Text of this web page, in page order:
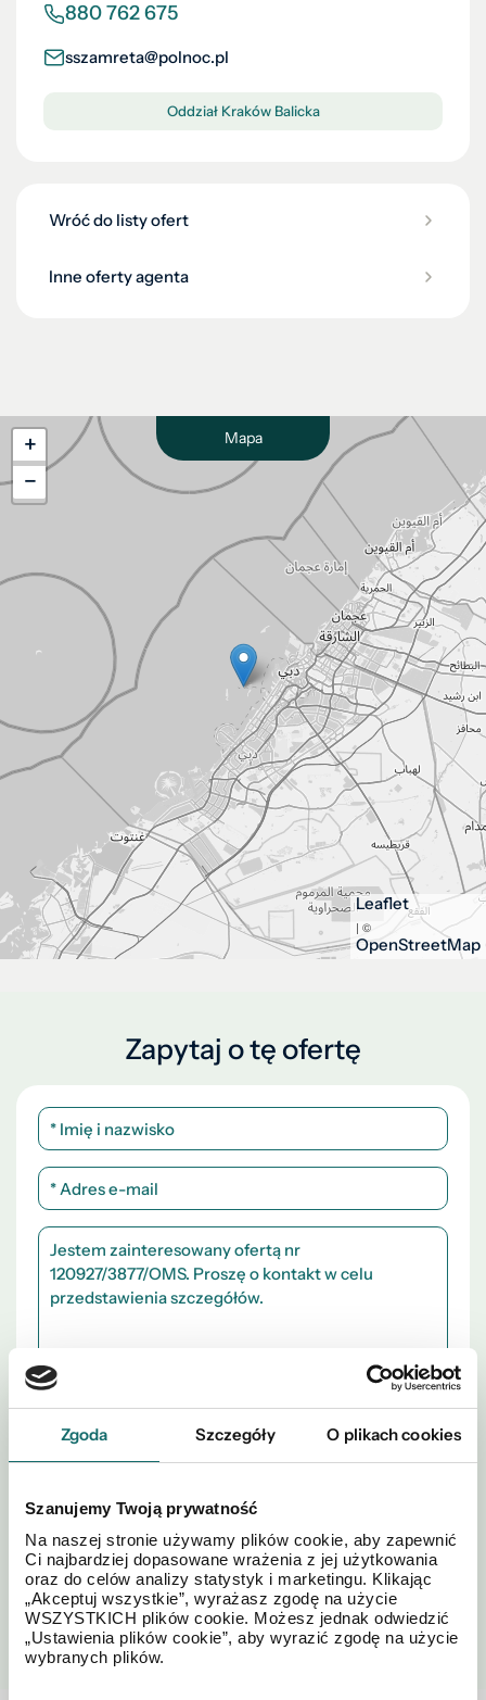
Zgoda Szczegóły O plikach cookies
Szanujemy Twoją prywatność
Na naszej stronie używamy plików cookie, aby zapewnić
Ci najbardziej dopasowane wrażenia z jej użytkowania
oraz do celów analizy statystyk i marketingu. Klikając
„Akceptuj wszystkie”, wyrażasz zgodę na użycie
WSZYSTKICH plików cookie. Możesz jednak odwiedzić
„Ustawienia plików cookie”, aby wyrazić zgodę na użycie
wybranych plików.
880 762 675
sszamreta@polnoc.pl
Oddział Kraków Balicka
Wróć do listy ofert
Inne oferty agenta
Mapa
+
−
Leaflet
| ©
OpenStreetMap
Zapytaj o tę ofertę
postanowienia
Prywatności
WYŚLIJ